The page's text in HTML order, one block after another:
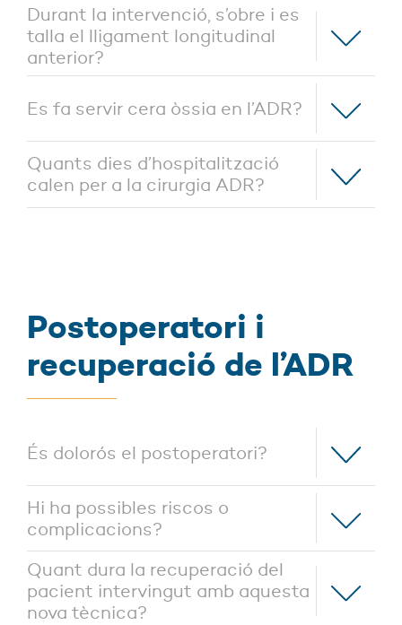
Durant la intervenció, s’obre i es
talla el lligament longitudinal
anterior?
Es fa servir cera òssia en l’ADR?
Quants dies d’hospitalització
calen per a la cirurgia ADR?
Postoperatori i
recuperació de l’ADR
És dolorós el postoperatori?
Hi ha possibles riscos o
complicacions?
Quant dura la recuperació del
pacient intervingut amb aquesta
nova tècnica?